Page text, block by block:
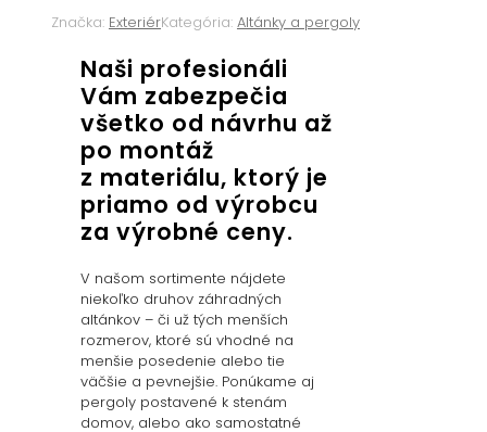
Značka: ExteriérKategória: Altánky a pergoly
Naši profesionáli
Vám zabezpečia
všetko od návrhu až
po montáž
z materiálu, ktorý je
priamo od výrobcu
za výrobné ceny.
V našom sortimente nájdete
niekoľko druhov záhradných
altánkov – či už tých menších
rozmerov, ktoré sú vhodné na
menšie posedenie alebo tie
väčšie a pevnejšie. Ponúkame aj
pergoly postavené k stenám
domov, alebo ako samostatné